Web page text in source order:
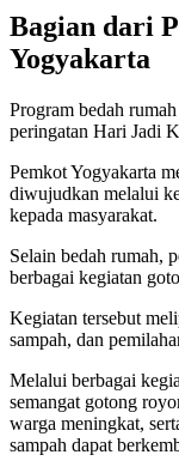
Bagian dari
Yogyakarta
Program bedah
peringatan Hari Jadi
Pemkot Yogyakarta
diwujudkan melalui
kepada masyarakat.
Selain bedah rumah,
berbagai kegiatan
Kegiatan tersebut
sampah, dan
Melalui berbagai
semangat gotong
warga meningkat,
sampah dapat